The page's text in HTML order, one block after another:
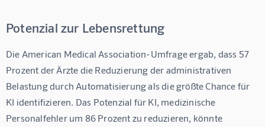
Potenzial zur Lebensrettung
Die American Medical Association-Umfrage ergab, dass 57
Prozent der Ärzte die Reduzierung der administrativen
Belastung durch Automatisierung als die größte Chance für
KI identifizieren. Das Potenzial für KI, medizinische
Personalfehler um 86 Prozent zu reduzieren, könnte